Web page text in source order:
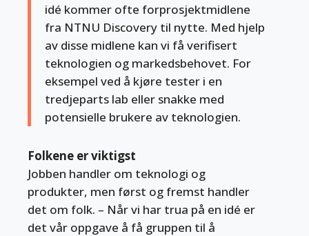
idé kommer ofte forprosjektmidlene
fra NTNU Discovery til nytte. Med hjelp
av disse midlene kan vi få verifisert
teknologien og markedsbehovet. For
eksempel ved å kjøre tester i en
tredjeparts lab eller snakke med
potensielle brukere av teknologien.
Folkene er viktigst
Jobben handler om teknologi og
produkter, men først og fremst handler
det om folk. – Når vi har trua på en idé er
det vår oppgave å få gruppen til å